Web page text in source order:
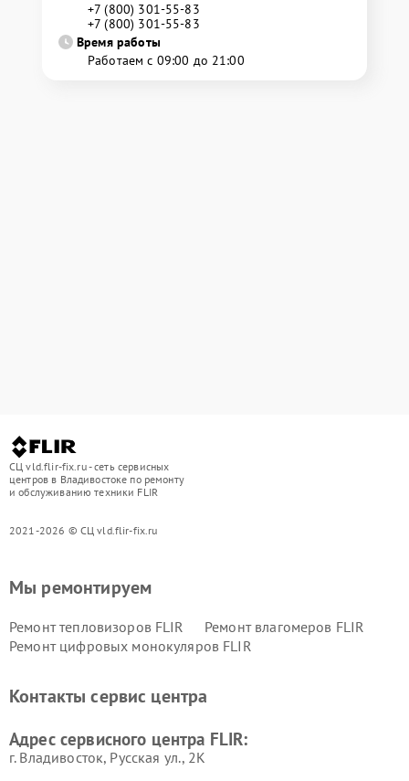
+7 (800) 301-55-83
+7 (800) 301-55-83
Время работы
Работаем с 09:00 до 21:00
СЦ vld.flir-fix.ru - сеть сервисных
центров в Владивостоке по ремонту
и обслуживанию техники FLIR
2021-2026 © СЦ vld.flir-fix.ru
Мы ремонтируем
Ремонт тепловизоров FLIR
Ремонт влагомеров FLIR
Ремонт цифровых монокуляров FLIR
Контакты сервис центра
Адрес сервисного центра FLIR:
г. Владивосток, Русская ул., 2К